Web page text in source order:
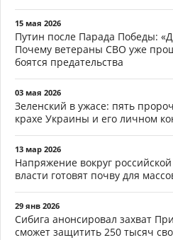
15 мая 2026
Путин после Парада Победы:
Почему ветераны СВО уже
боятся предательства
03 мая 2026
Зеленский в ужасе: пять
крахе Украины и его личном
13 мар 2026
Напряжение вокруг
власти готовят почву для
29 янв 2026
Сибига анонсировал захват
сможет защитить 250 тысяч